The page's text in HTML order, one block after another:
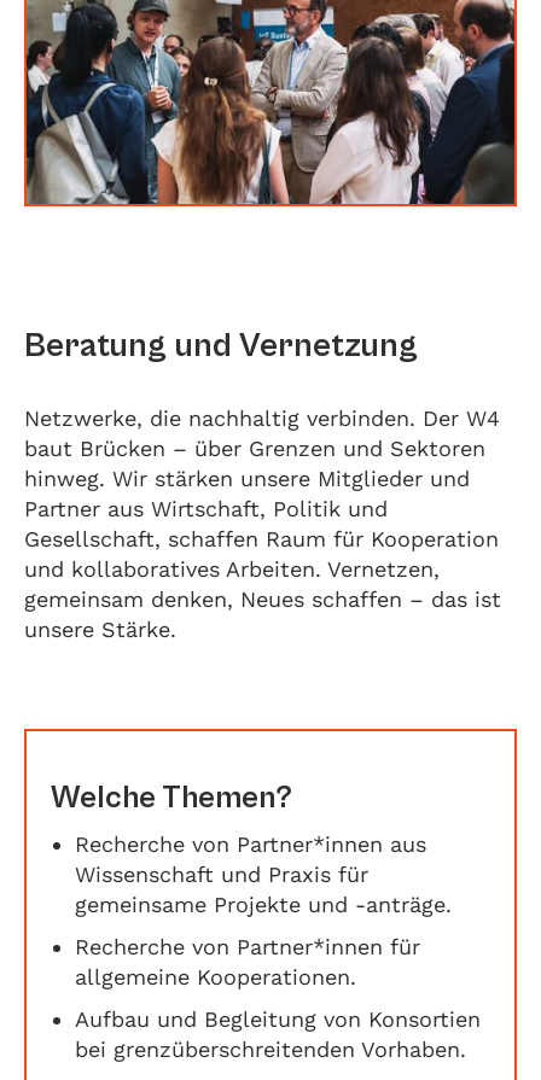
Beratung und Vernetzung
Netzwerke, die nachhaltig verbinden. Der W4
baut Brücken – über Grenzen und Sektoren
hinweg. Wir stärken unsere Mitglieder und
Partner aus Wirtschaft, Politik und
Gesellschaft, schaffen Raum für Kooperation
und kollaboratives Arbeiten. Vernetzen,
gemeinsam denken, Neues schaffen – das ist
unsere Stärke.
Welche Themen?
Recherche von Partner*innen aus
Wissenschaft und Praxis für
gemeinsame Projekte und -anträge.
Recherche von Partner*innen für
allgemeine Kooperationen.
Aufbau und Begleitung von Konsortien
bei grenzüberschreitenden Vorhaben.